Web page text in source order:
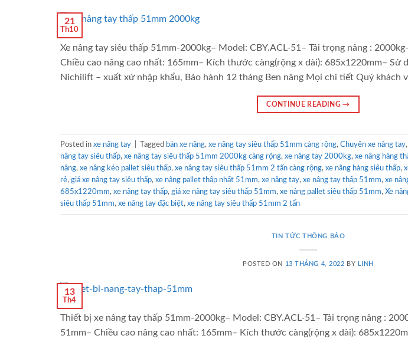
21
Th10
Xe nâng tay siêu thấp 51mm-2000kg– Model: CBY.ACL-51– Tải trọng nâng :
Chiều cao nâng cao nhất: 165mm– Kích thước càng(rộng x dài): 685x1220mm– Sử
Nichilift – xuất xứ nhập khẩu, Bảo hành 12 tháng Ben nâng Mọi chi tiết Quý khách
CONTINUE READING→
Posted in xe nâng tay Tagged bán xe nâng, xe nâng tay siêu thấp 51mm càng rộng, Chuyên xe nâng tay,
nâng tay siêu thấp, xe nâng tay siêu thấp 51mm 2000kg càng rộng, xe nâng tay 2000kg, xe nâng hàng
nâng, xe nâng kéo pallet siêu thấp, xe nâng tay siêu thấp 51mm 2 tấn càng rộng, xe nâng hàng siêu thấp,
rẻ, giá xe nâng tay siêu thấp, xe nâng pallet thấp nhất 51mm, xe nâng tay, xe nâng tay thấp 51mm, xe
685x1220mm, xe nâng tay thấp, giá xe nâng tay siêu thấp 51mm, xe nâng pallet siêu thấp 51mm, Xe
siêu thấp 51mm, xe nâng tay đặc biệt, xe nâng tay siêu thấp 51mm 2 tấn
TIN TỨC THÔNG BÁO
POSTED ON 13 THÁNG 4, 2022 BY LINH
13
Th4
Thiết bị xe nâng tay thấp 51mm-2000kg– Model: CBY.ACL-51– Tải trọng nâng :
51mm– Chiều cao nâng cao nhất: 165mm– Kích thước càng(rộng x dài):